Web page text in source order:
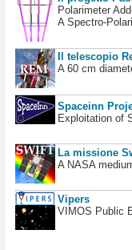
Polarimeter
A Spectro-
Il telescopio
A 60 cm
Spaceinn
Exploitation of
La missione
A NASA
Vipers
VIMOS Public